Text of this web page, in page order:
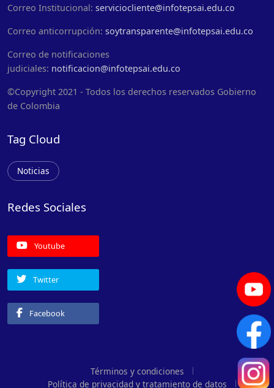
Correo Institucional: serviciocliente@infotepsai.edu.co
Correo anticorrupción: soytransparente@infotepsai.edu.co
Correo de notificaciones
judiciales: notificacion@infotepsai.edu.co
©Copyright 2021 - Todos los derechos reservados Gobierno
de Colombia
Tag Cloud
Noticias
Redes Sociales
Youtube
Twitter
Facebook
Términos y condiciones
Política de privacidad y tratamiento de datos